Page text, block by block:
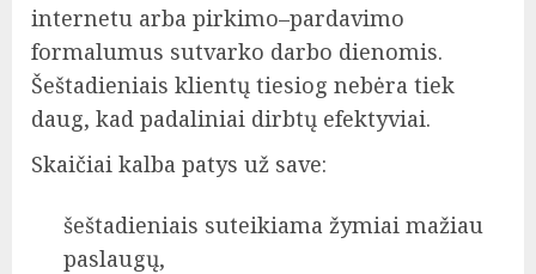
internetu arba pirkimo–pardavimo
formalumus sutvarko darbo dienomis.
Šeštadieniais klientų tiesiog nebėra tiek
daug, kad padaliniai dirbtų efektyviai.
Skaičiai kalba patys už save:
šeštadieniais suteikiama žymiai mažiau
paslaugų,